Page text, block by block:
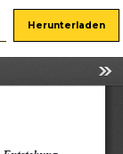
Herunterladen